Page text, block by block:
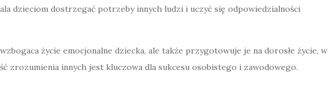
dzieciom dostrzegać potrzeby innych ludzi i uczyć się odpowiedzialności
życie emocjonalne dziecka, ale także przygotowuje je na dorosłe życie, w
zrozumienia innych jest kluczowa dla sukcesu osobistego i zawodowego.